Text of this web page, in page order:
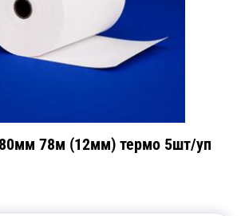
78м (12мм) термо 5шт/уп